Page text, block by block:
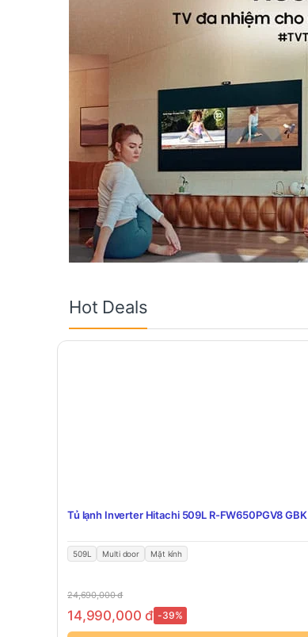
Hot Deals
Tủ lạnh Inverter Hitachi 509L R-FW650PGV8 GBK
509L Multi door Mặt kính
24,690,000đ
14,990,000đ -39%